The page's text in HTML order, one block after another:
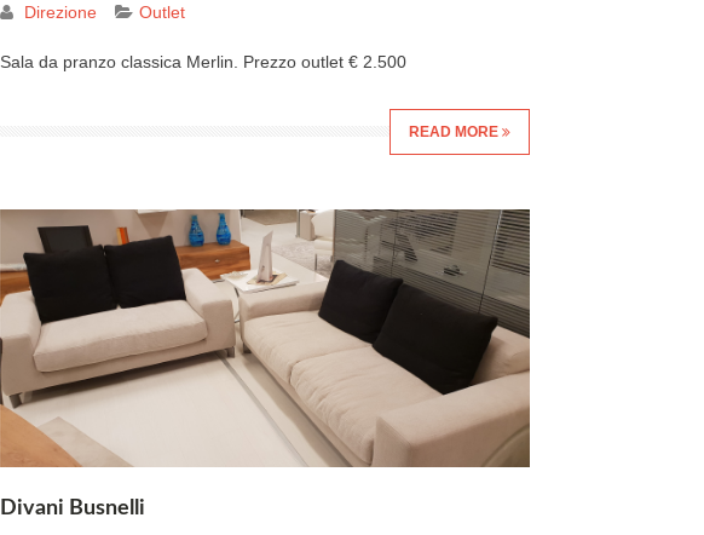
Direzione Outlet
Sala da pranzo classica Merlin. Prezzo outlet € 2.500
READ MORE
Divani Busnelli